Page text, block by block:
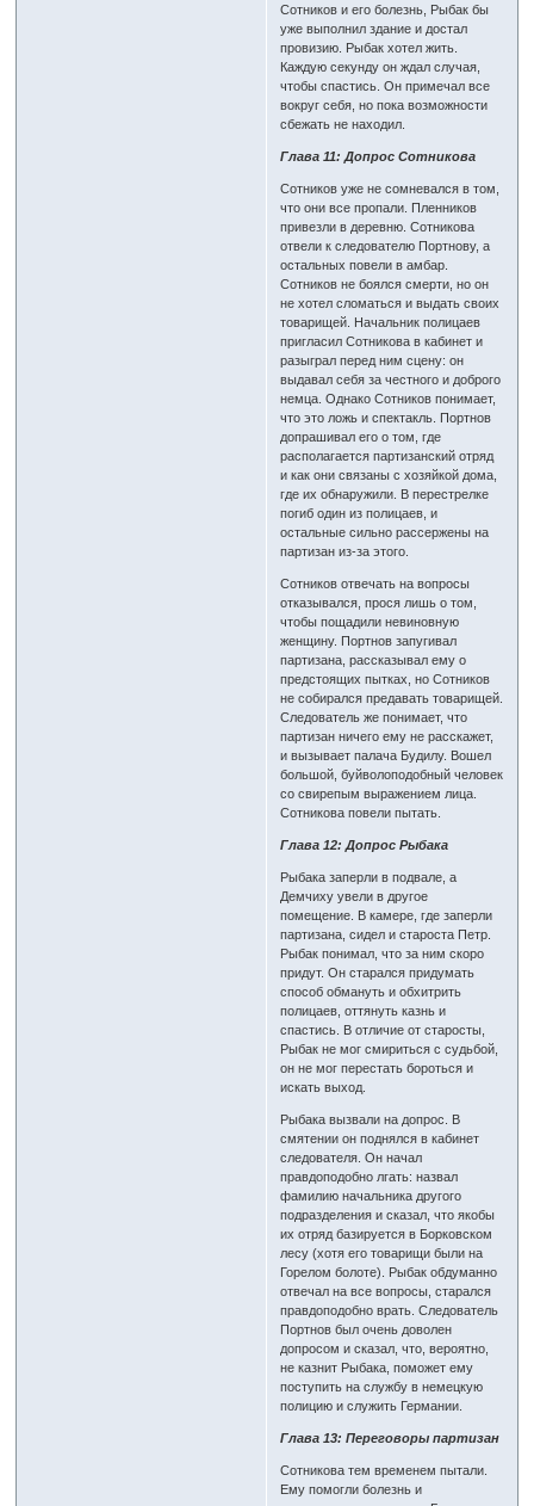
Сотников и его болезнь, Рыбак бы
уже выполнил здание и достал
провизию. Рыбак хотел жить.
Каждую секунду он ждал случая,
чтобы спастись. Он примечал все
вокруг себя, но пока возможности
сбежать не находил.
Глава 11: Допрос Сотникова
Сотников уже не сомневался в том,
что они все пропали. Пленников
привезли в деревню. Сотникова
отвели к следователю Портнову, а
остальных повели в амбар.
Сотников не боялся смерти, но он
не хотел сломаться и выдать своих
товарищей. Начальник полицаев
пригласил Сотникова в кабинет и
разыграл перед ним сцену: он
выдавал себя за честного и доброго
немца. Однако Сотников понимает,
что это ложь и спектакль. Портнов
допрашивал его о том, где
располагается партизанский отряд
и как они связаны с хозяйкой дома,
где их обнаружили. В перестрелке
погиб один из полицаев, и
остальные сильно рассержены на
партизан из-за этого.
Сотников отвечать на вопросы
отказывался, прося лишь о том,
чтобы пощадили невиновную
женщину. Портнов запугивал
партизана, рассказывал ему о
предстоящих пытках, но Сотников
не собирался предавать товарищей.
Следователь же понимает, что
партизан ничего ему не расскажет,
и вызывает палача Будилу. Вошел
большой, буйволоподобный человек
со свирепым выражением лица.
Сотникова повели пытать.
Глава 12: Допрос Рыбака
Рыбака заперли в подвале, а
Демчиху увели в другое
помещение. В камере, где заперли
партизана, сидел и староста Петр.
Рыбак понимал, что за ним скоро
придут. Он старался придумать
способ обмануть и обхитрить
полицаев, оттянуть казнь и
спастись. В отличие от старосты,
Рыбак не мог смириться с судьбой,
он не мог перестать бороться и
искать выход.
Рыбака вызвали на допрос. В
смятении он поднялся в кабинет
следователя. Он начал
правдоподобно лгать: назвал
фамилию начальника другого
подразделения и сказал, что якобы
их отряд базируется в Борковском
лесу (хотя его товарищи были на
Горелом болоте). Рыбак обдуманно
отвечал на все вопросы, старался
правдоподобно врать. Следователь
Портнов был очень доволен
допросом и сказал, что, вероятно,
не казнит Рыбака, поможет ему
поступить на службу в немецкую
полицию и служить Германии.
Глава 13: Переговоры партизан
Сотникова тем временем пытали.
Ему помогли болезнь и